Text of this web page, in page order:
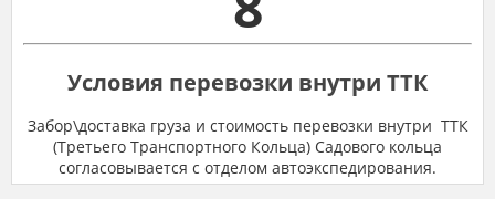
Условия перевозки внутри ТТК
Забор\доставка груза и стоимость перевозки внутри ТТК
(Третьего Транспортного Кольца) Садового кольца
согласовывается с отделом автоэкспедирования.